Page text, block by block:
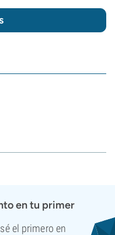
en tu primer
el primero en